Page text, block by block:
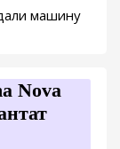
машину
Nova